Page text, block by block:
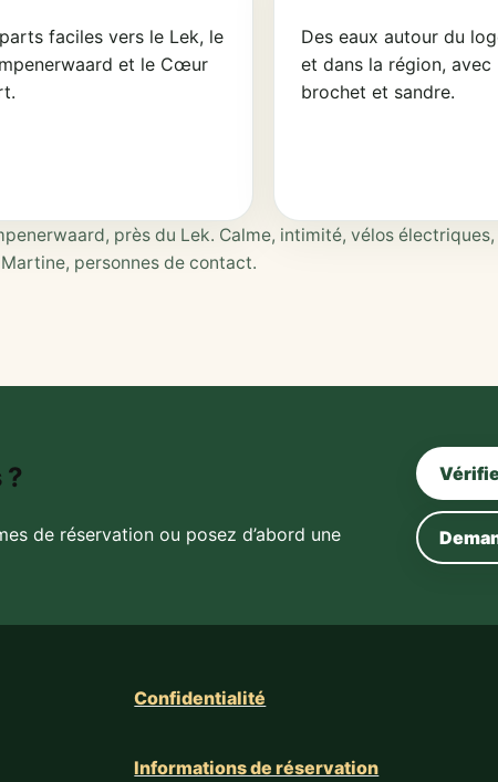
faciles vers le Lek, le
et le Cœur
Des eaux autour du
et dans la région, avec
brochet et sandre.
près du Lek. Calme, intimité, vélos électriques,
personnes de contact.
de réservation ou posez d’abord une
Confidentialité
Informations de réservation